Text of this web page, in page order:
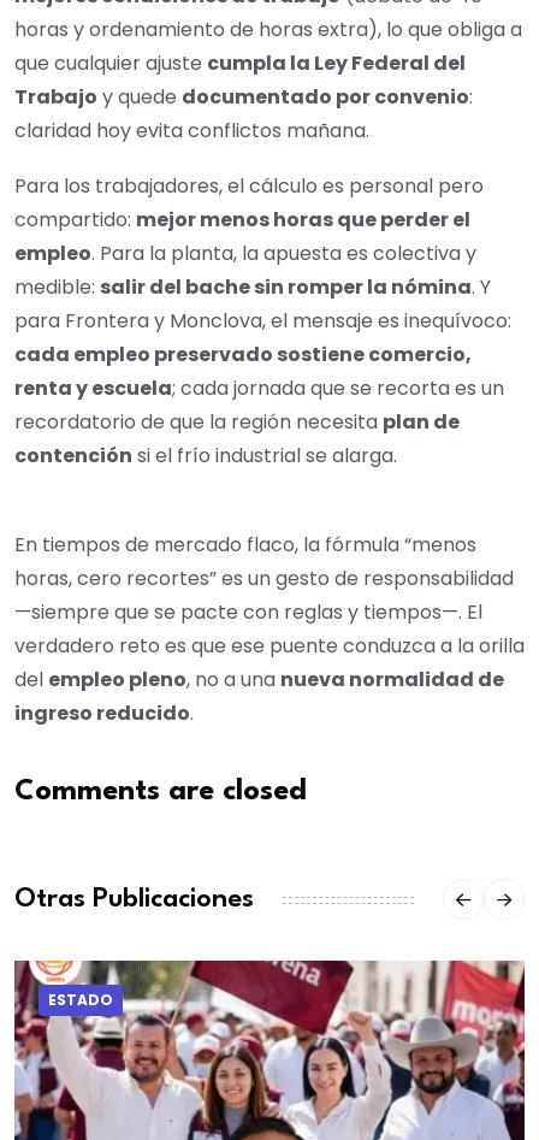
horas y ordenamiento de horas extra), lo que obliga a
que cualquier ajuste cumpla la Ley Federal del
Trabajo y quede documentado por convenio:
claridad hoy evita conflictos mañana.
Para los trabajadores, el cálculo es personal pero
compartido: mejor menos horas que perder el
empleo. Para la planta, la apuesta es colectiva y
medible: salir del bache sin romper la nómina. Y
para Frontera y Monclova, el mensaje es inequívoco:
cada empleo preservado sostiene comercio,
renta y escuela; cada jornada que se recorta es un
recordatorio de que la región necesita plan de
contención si el frío industrial se alarga.
En tiempos de mercado flaco, la fórmula “menos
horas, cero recortes” es un gesto de responsabilidad
—siempre que se pacte con reglas y tiempos—. El
verdadero reto es que ese puente conduzca a la orilla
del empleo pleno, no a una nueva normalidad de
ingreso reducido.
Comments are closed
Otras Publicaciones
ESTADO